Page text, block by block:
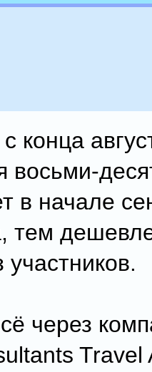
конца
восьми-
в начале
тем
через
Travel